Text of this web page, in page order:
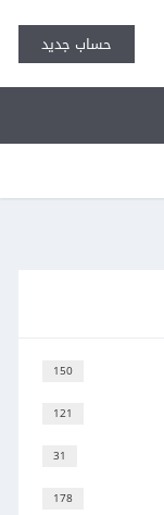
حساب جديد
150
121
31
178